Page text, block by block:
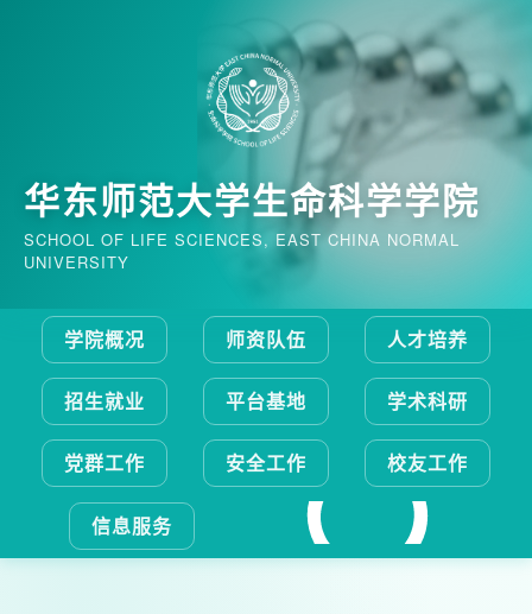
华东师范大学生命科学学院
SCHOOL OF LIFE SCIENCES, EAST CHINA NORMAL
UNIVERSITY
学院概况 师资队伍 人才培养
招生就业 平台基地 学术科研
党群工作 安全工作 校友工作
信息服务